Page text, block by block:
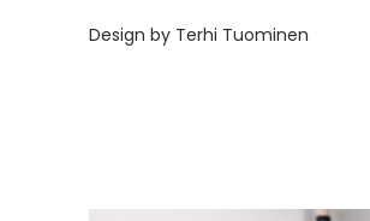
Design by Terhi Tuominen